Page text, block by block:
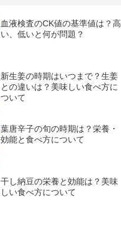
血液検査のCK値の基準値は？高
い、低いと何が問題？
新生姜の時期はいつまで？生姜
との違いは？美味しい食べ方に
ついて
葉唐辛子の旬の時期は？栄養・
効能と食べ方について
干し納豆の栄養と効能は？美味
しい食べ方について